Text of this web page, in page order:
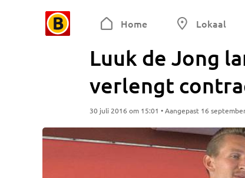
Home Lokaal
Luuk de Jong
verlengt
30 juli 2016 om 15:01 • Aangepast 16